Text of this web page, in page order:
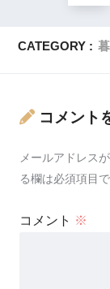
CATEGORY :
コメント
メールアドレス
る欄は必須項目
コメント ※